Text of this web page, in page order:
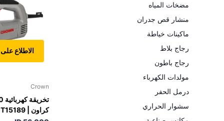
الاطلاع على
Crown
كراون | CT15189
مضخات المياه
منشار قص جدران
ماكينات خياطة
رجاج بلاط
رجاج باطون
مولدات الكهرباء
درمل الحفر
سشوار الحراري